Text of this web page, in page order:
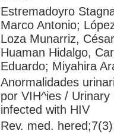
Estremadoyro
Marco Antonio;
Loza Munarriz,
Huaman Hidalgo,
Eduardo; Miyahira
Anormalidades
por VIH^ies /
infected with HIV
Rev. med.